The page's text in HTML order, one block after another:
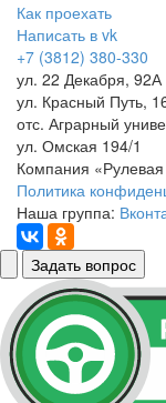
Как проехать
Написать в vk
+7 (3812) 380-330
ул. 22 Декабря, 92А
ул. Красный Путь,
отс. Аграрный
ул. Омская 194/1
Компания
Политика
Наша группа:
Задать вопрос